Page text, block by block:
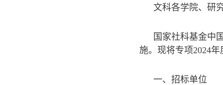
文科各学院、研
国家社科基金中
施。现将专项2024
一、招标单位